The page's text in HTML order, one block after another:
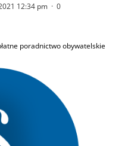
12:34 pm · 0
poradnictwo obywatelskie